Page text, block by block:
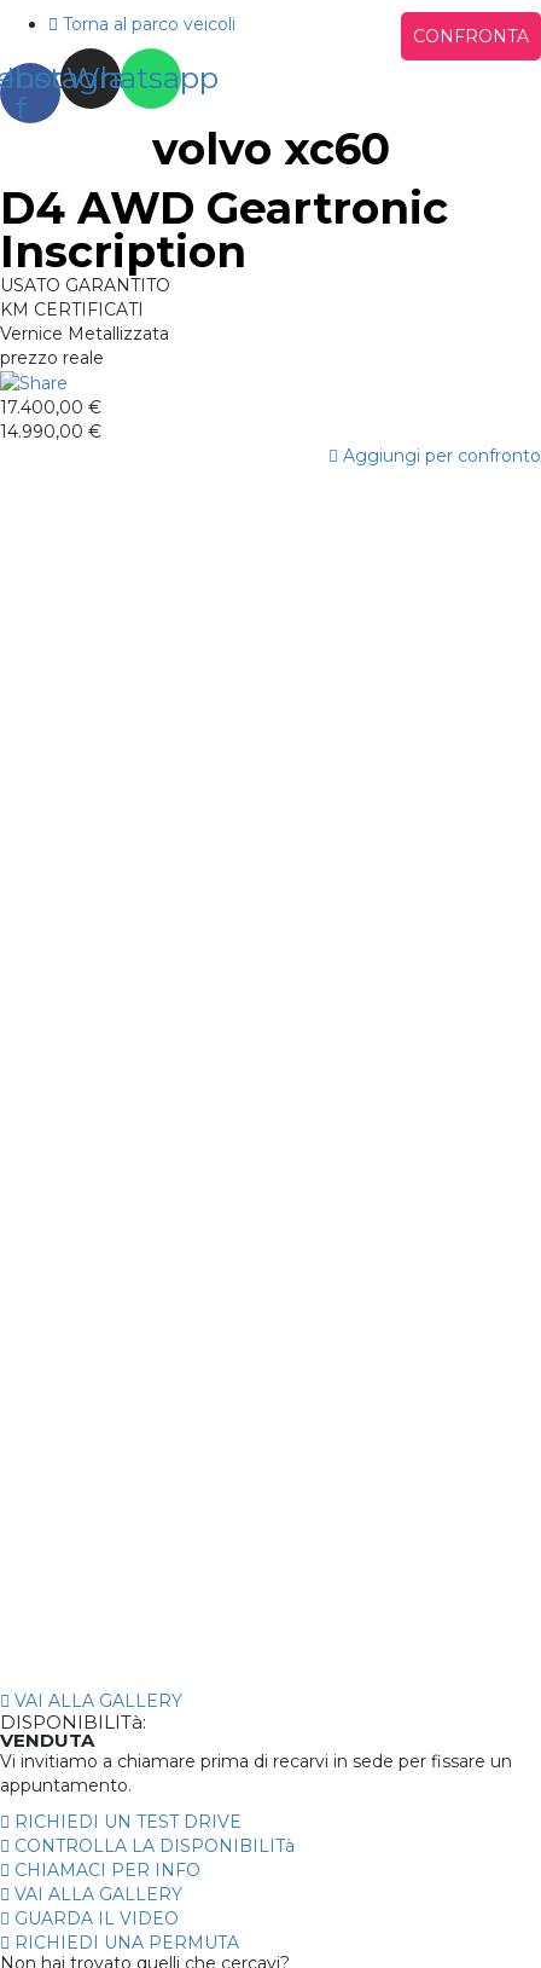
CONFRONTA
Torna al parco veicoli
f
Instagram
Whatsapp
volvo xc60
D4 AWD Geartronic
Inscription
USATO GARANTITO
KM CERTIFICATI
Vernice Metallizzata
prezzo reale
17.400,00 €
14.990,00 €
Aggiungi per confronto
VAI ALLA GALLERY
DISPONIBILITà:
VENDUTA
Vi invitiamo a chiamare prima di recarvi in sede per fissare un
appuntamento.
RICHIEDI UN TEST DRIVE
CONTROLLA LA DISPONIBILITà
CHIAMACI PER INFO
VAI ALLA GALLERY
GUARDA IL VIDEO
RICHIEDI UNA PERMUTA
Non hai trovato quelli che cercavi?